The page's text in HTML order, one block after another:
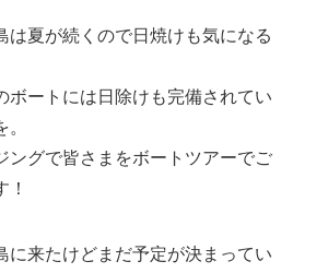
は夏が続くので日焼けも気になる
ボートには日除けも完備されてい
ングで皆さまをボートツアーでご
！
に来たけどまだ予定が決まってい